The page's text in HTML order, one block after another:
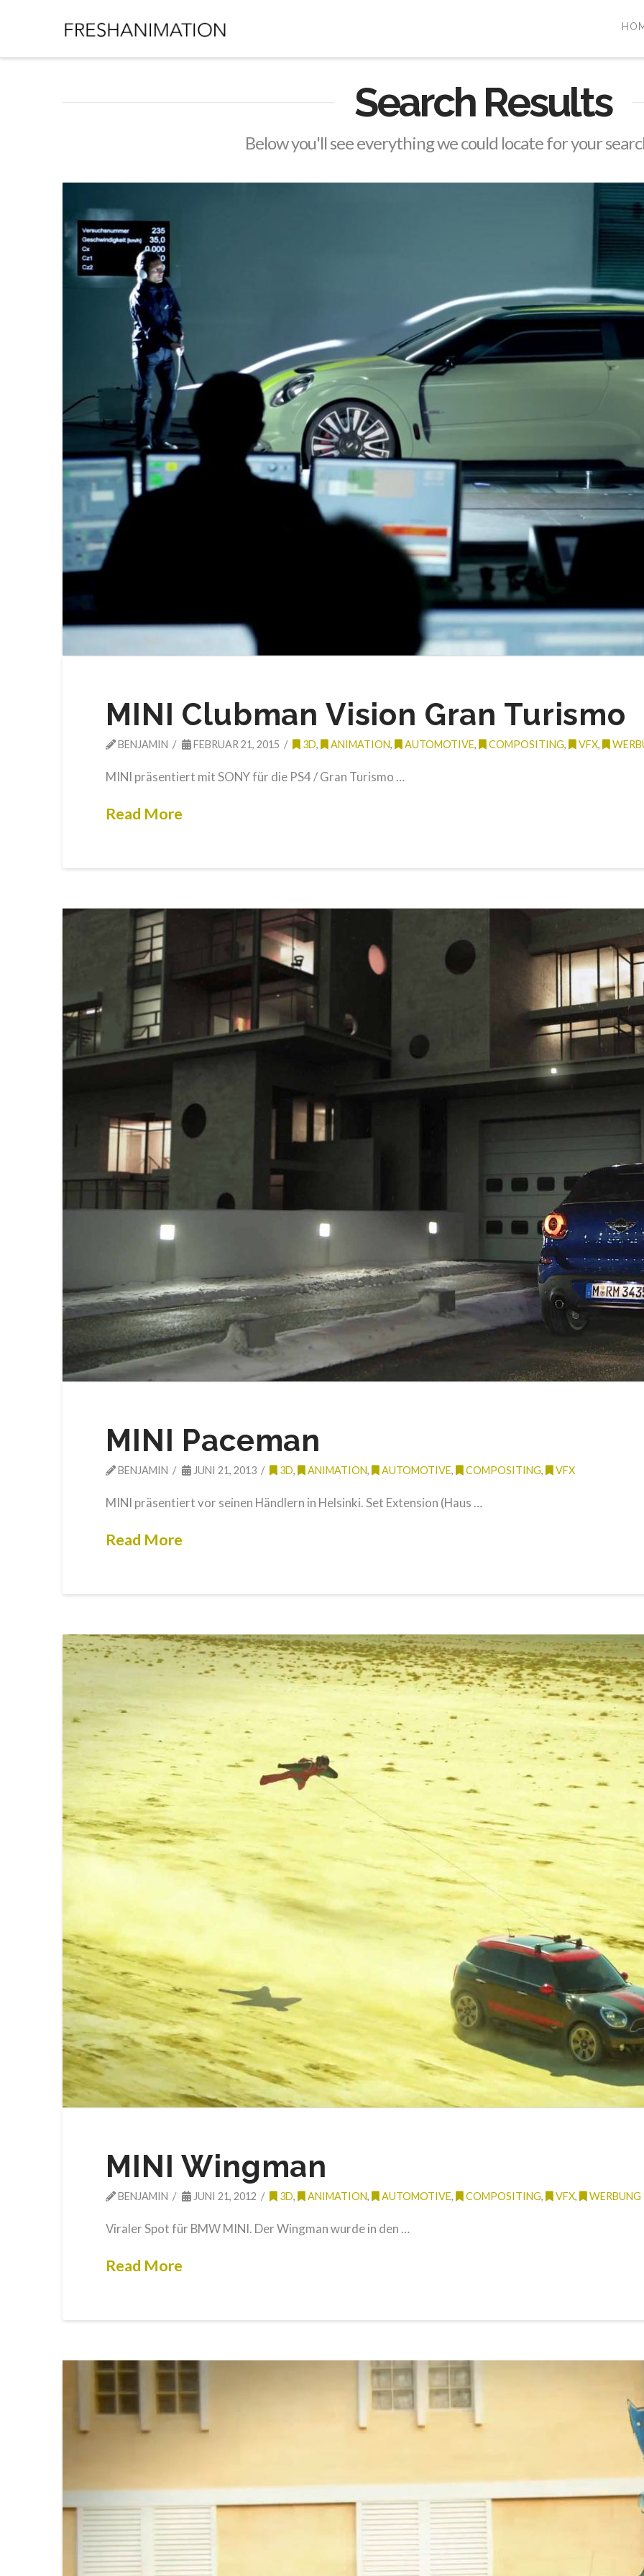
Search Results
Below you'll see everything we could locate for your
MINI Clubman Vision Gran Turismo
BENJAMIN FEBRUAR 21, 2015 3D, ANIMATION, AUTOMOTIVE, COMPOSITING, VFX,
MINI präsentiert mit SONY für die PS4 / Gran Turismo …
Read More
MINI Paceman
BENJAMIN JUNI 21, 2013 3D, ANIMATION, AUTOMOTIVE, COMPOSITING, VFX
MINI präsentiert vor seinen Händlern in Helsinki. Set Extension (Haus …
Read More
MINI Wingman
BENJAMIN JUNI 21, 2012 3D, ANIMATION, AUTOMOTIVE, COMPOSITING, VFX, WERBUNG
Viraler Spot für BMW MINI. Der Wingman wurde in den …
Read More